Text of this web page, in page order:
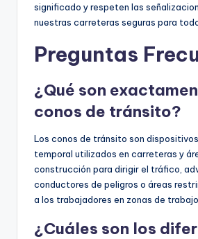
significado y respeten las
nuestras carreteras seguras para
Preguntas
¿Qué son
conos de tránsito?
Los conos de tránsito son
temporal utilizados en carreteras y
construcción para dirigir el tráfico,
conductores de peligros o áreas
a los trabajadores en zonas de trabajo.
¿Cuáles son los